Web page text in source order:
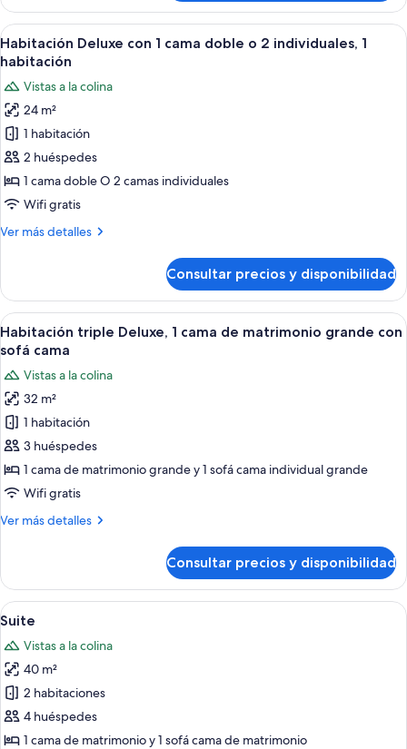
2
individuales
estándar
con
1
cama
o
2
individuales
Abrir
todas
fotos
de
Habitación
Deluxe
con
1
doble
individuales,
1
habitación
Una habitación de hotel con dos
12
Habitación Deluxe con 1 cama doble o 2 individuales, 1
habitación
Vistas a la colina
24 m²
1 habitación
2 huéspedes
1 cama doble O 2 camas individuales
Wifi gratis
Ver más detalles
Más
Deluxe
con
1
cama
o
2
individuales,
habitación
Consultar precios y disponibilidad
Abrir
todas
fotos
de
Habitación
triple
Deluxe,
1
de
con
sofá
cama
Habitación de hotel con dos camas,
11
Habitación triple Deluxe, 1 cama de matrimonio grande con
sofá cama
Vistas a la colina
32 m²
1 habitación
3 huéspedes
1 cama de matrimonio grande y 1 sofá cama individual grande
Wifi gratis
Ver más detalles
Más
triple
Deluxe,
1
de
matrimonio
grande
con
sofá
cama
Consultar precios y disponibilidad
Abrir
todas
las
fotos
de
Suite
Una habitación de hotel con dos
9
Suite
Vistas a la colina
40 m²
2 habitaciones
4 huéspedes
1 cama de matrimonio y 1 sofá cama de matrimonio